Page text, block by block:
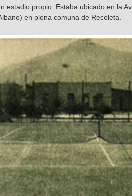
estadio propio. Estaba ubicado en la
en plena comuna de Recoleta.